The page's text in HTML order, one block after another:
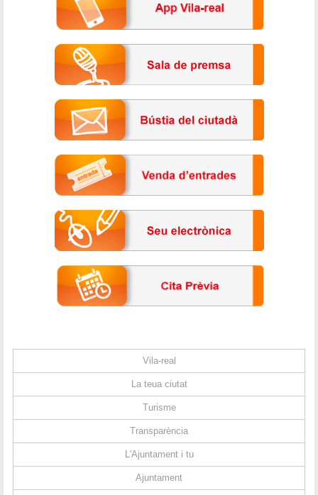
Vila-real
La teua ciutat
Turisme
Transparència
L'Ajuntament i tu
Ajuntament